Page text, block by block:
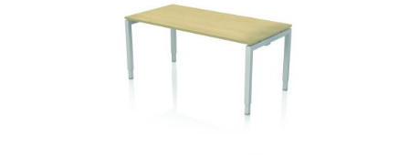
MARKANT M0X